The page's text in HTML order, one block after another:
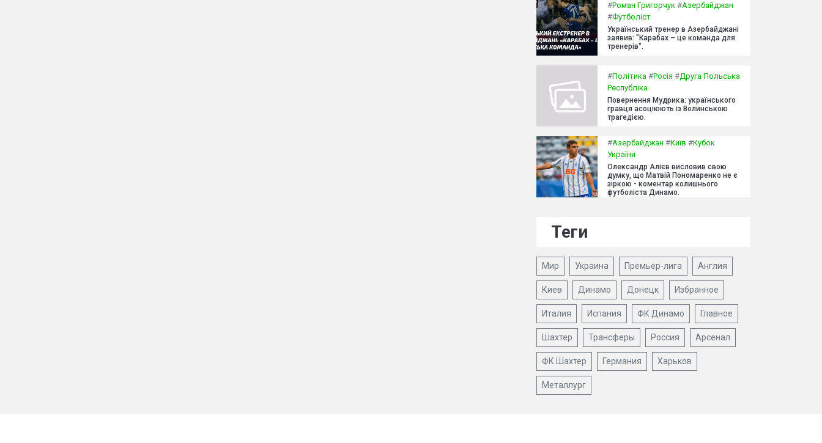
#Роман Григорчук #Азербайджан
#Футболіст
Український тренер в Азербайджані
заявив: "Карабах – це команда для
тренерів".
#Політика #Росія #Друга Польська
Республіка
Повернення Мудрика: українського
гравця асоціюють із Волинською
трагедією.
#Азербайджан #Київ #Кубок
України
Олександр Алієв висловив свою
думку, що Матвій Пономаренко не є
зіркою - коментар колишнього
футболіста Динамо.
Теги
Мир Украина Премьер-лига Англия
Киев Динамо Донецк Избранное
Италия Испания ФК Динамо Главное
Шахтер Трансферы Россия Арсенал
ФК Шахтер Германия Харьков
Металлург